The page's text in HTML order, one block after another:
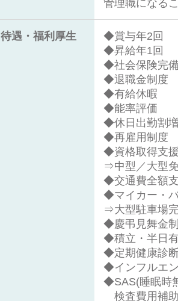
管理職になる
待遇・福利厚生
◆賞与年2回
◆昇給年1回
◆社会保険完
◆退職金制度
◆有給休暇
◆能率評価
◆休日出勤割
◆再雇用制度
◆資格取得支援
⇒中型／大型
◆交通費全額
◆マイカー・
⇒大型駐車場
◆慶弔見舞金
◆積立・半日
◆定期健康診
◆インフルエ
◆SAS(睡眠時
検査費用補助